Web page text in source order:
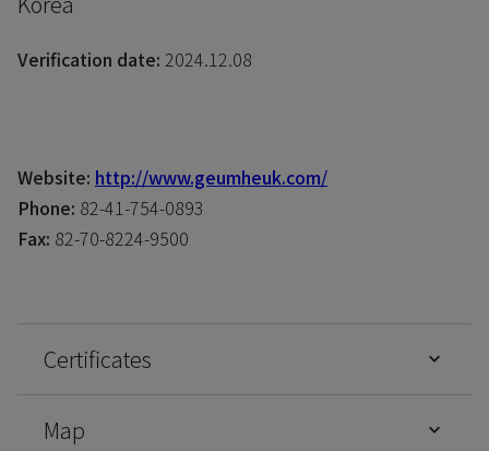
Verification date: 2024.12.08
Website: http://www.geumheuk.com/
Phone: 82-41-754-0893
Fax: 82-70-8224-9500
Certificates
Map